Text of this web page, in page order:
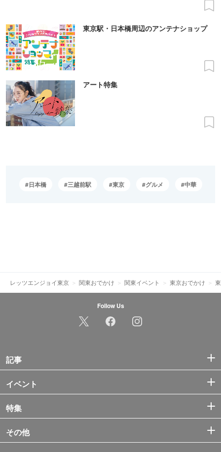
東京駅・日本橋周辺のアンテナショップ
アート特集
日本橋 三越前駅 東京 グルメ 中華
レッツエンジョイ東京 関東おでかけ 関東イベント 東京おでかけ
Follow Us
記事
イベント
特集
その他